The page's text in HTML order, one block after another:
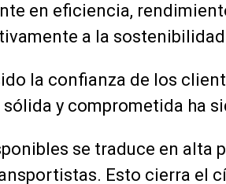
en eficiencia,
a la
la confianza de los
y comprometida ha
se traduce en alta
Esto cierra el